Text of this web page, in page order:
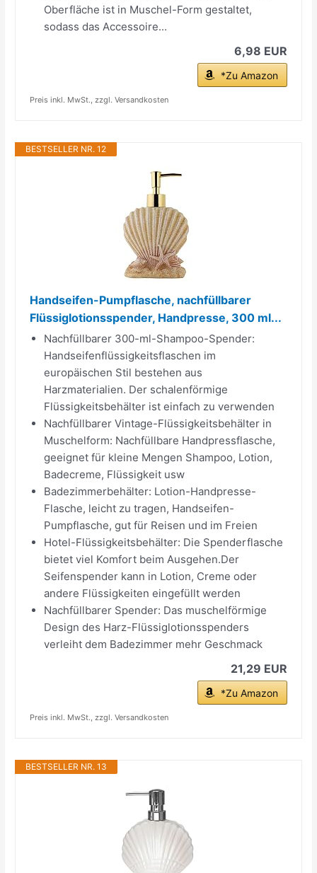
Oberfläche ist in Muschel-Form gestaltet,
sodass das Accessoire...
6,98 EUR
*Zu Amazon
Preis inkl. MwSt., zzgl. Versandkosten
BESTSELLER NR. 12
Handseifen-Pumpflasche, nachfüllbarer
Flüssiglotionsspender, Handpresse, 300 ml...
Nachfüllbarer 300-ml-Shampoo-Spender:
Handseifenflüssigkeitsflaschen im
europäischen Stil bestehen aus
Harzmaterialien. Der schalenförmige
Flüssigkeitsbehälter ist einfach zu verwenden
Nachfüllbarer Vintage-Flüssigkeitsbehälter in
Muschelform: Nachfüllbare Handpressflasche,
geeignet für kleine Mengen Shampoo, Lotion,
Badecreme, Flüssigkeit usw
Badezimmerbehälter: Lotion-Handpresse-
Flasche, leicht zu tragen, Handseifen-
Pumpflasche, gut für Reisen und im Freien
Hotel-Flüssigkeitsbehälter: Die Spenderflasche
bietet viel Komfort beim Ausgehen.Der
Seifenspender kann in Lotion, Creme oder
andere Flüssigkeiten eingefüllt werden
Nachfüllbarer Spender: Das muschelförmige
Design des Harz-Flüssiglotionsspenders
verleiht dem Badezimmer mehr Geschmack
21,29 EUR
*Zu Amazon
Preis inkl. MwSt., zzgl. Versandkosten
BESTSELLER NR. 13